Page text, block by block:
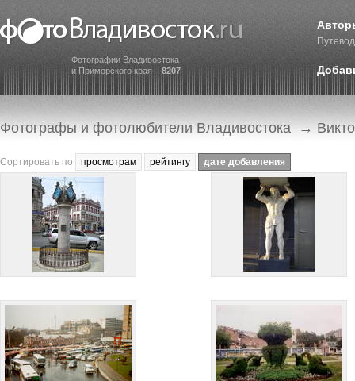
Фотографии Владивостока
и Приморского края – 8207
Фотографы и фотолюбители Владивостока →
Сортировать по просмотрам рейтингу дате добавления